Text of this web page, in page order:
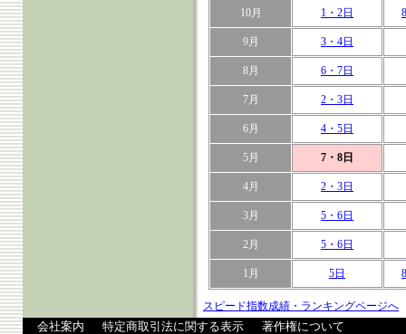
10月 1・2日
9月 3・4日
8月 6・7日
7月 2・3日
6月 4・5日
5月 7・8日
4月 2・3日
3月 5・6日
2月 5・6日
1月 5日
スピード指数成績・ランキングページへ
会社案内 特定商取引法に関する表示 著作権について